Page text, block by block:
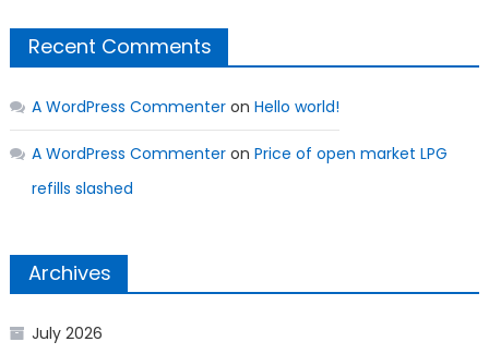
Recent Comments
A WordPress Commenteron Hello world!
A WordPress Commenteron Price of open market LPG
refills slashed
Archives
July 2026